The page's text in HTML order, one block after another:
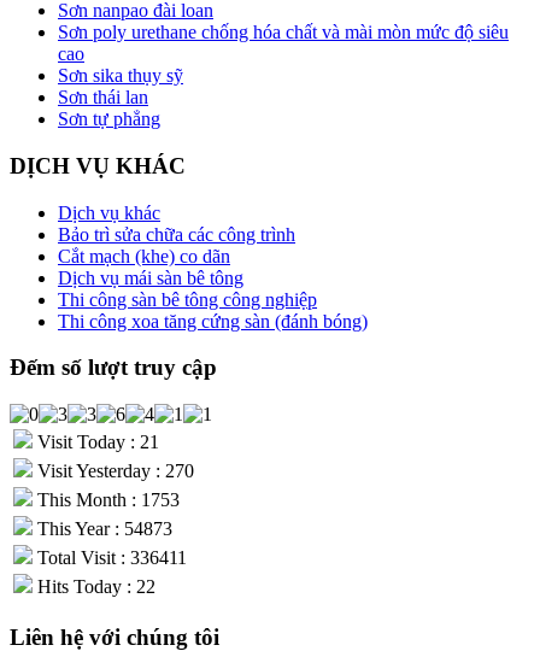
Sơn nanpao đài loan
Sơn poly urethane chống hóa chất và mài mòn mức độ siêu
cao
Sơn sika thụy sỹ
Sơn thái lan
Sơn tự phẳng
DỊCH VỤ KHÁC
Dịch vụ khác
Bảo trì sửa chữa các công trình
Cắt mạch (khe) co dãn
Dịch vụ mái sàn bê tông
Thi công sàn bê tông công nghiệp
Thi công xoa tăng cứng sàn (đánh bóng)
Đếm số lượt truy cập
Visit Today : 21
Visit Yesterday : 270
This Month : 1753
This Year : 54873
Total Visit : 336411
Hits Today : 22
Liên hệ với chúng tôi